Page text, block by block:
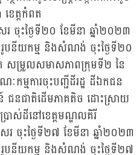
េត្តកំពត
ះថ្ងៃទី២០ ខែមីនា ឆ្នាំ២០២៣
បនីយកម្ម និងសំណង់ ចុះថ្ងៃទី២០
ែ សម្រួលសមាសភាពក្រុមទី២ នៃ
កម្មការចុះបញ្ជីដីរដ្ឋ ដីឯកជន
នជាតិដើមភាគតិច ដោះស្រាយ
ប្រាស់ដីនៅខេត្តមណ្ឌលគិរី
ចុះថ្ងៃទី២៧ ខែមីនា ឆ្នាំ២០២៣
បនីយកម្ម និងសំណង់ ចុះថ្ងៃទី២៧